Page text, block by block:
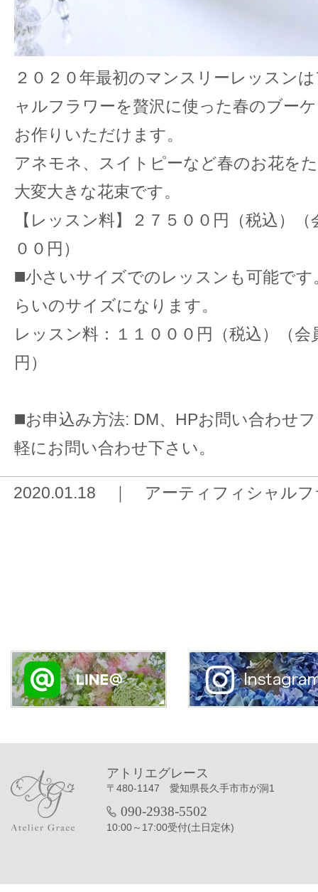
２０２０年最初のマンスリーレッスン
ャルフラワーを贅沢に使った春のブー
お作りいただけます。
アネモネ、スイトピーなど春のお花を
大変大きな花束です。
【レッスン料】２７５００円（税込）
００円）
◼️小さいサイズでのレッスンも可能です
らいのサイズになります。
レッスン料：１１０００円（税込）（会
円）
◼️お申込み方法: DM、HPお問い合わせ
軽にお問い合わせ下さい。
2020.01.18 ｜ アーティフィシャル
アトリエグレース
〒480-1147 愛知県長久手市市が洞1
090-2938-5502
10:00～17:00受付(土日定休)